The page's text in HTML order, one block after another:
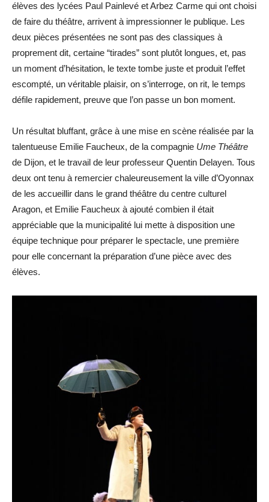
élèves des lycées Paul Painlevé et Arbez Carme qui ont choisi
de faire du théâtre, arrivent à impressionner le publique. Les
deux pièces présentées ne sont pas des classiques à
proprement dit, certaine “tirades” sont plutôt longues, et, pas
un moment d’hésitation, le texte tombe juste et produit l’effet
escompté, un véritable plaisir, on s’interroge, on rit, le temps
défile rapidement, preuve que l’on passe un bon moment.
Un résultat bluffant, grâce à une mise en scène réalisée par la
talentueuse Emilie Faucheux, de la compagnie Ume Théâtre
de Dijon, et le travail de leur professeur Quentin Delayen. Tous
deux ont tenu à remercier chaleureusement la ville d’Oyonnax
de les accueillir dans le grand théâtre du centre culturel
Aragon, et Emilie Faucheux à ajouté combien il était
appréciable que la municipalité lui mette à disposition une
équipe technique pour préparer le spectacle, une première
pour elle concernant la préparation d’une pièce avec des
élèves.